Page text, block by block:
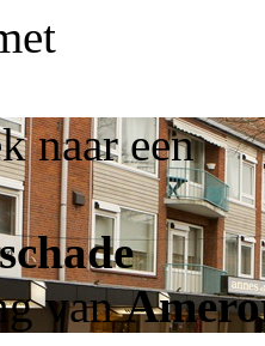
naar een
van